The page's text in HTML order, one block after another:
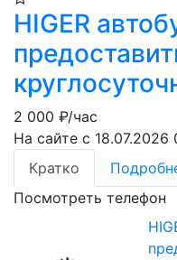
HIGER
2 000 ₽/час
На сайте с 18.07.2026
Кратко
Посмотреть телефон